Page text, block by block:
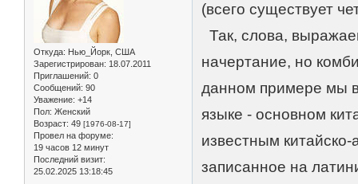
Откуда: Нью_Йорк, США
Зарегистрирован: 18.07.2011
Приглашений: 0
Сообщений: 90
Уважение: +14
Пол: Женский
Возраст: 49 [1976-08-17]
Провел на форуме:
19 часов 12 минут
Последний визит:
25.02.2025 13:18:45
(всего существует
Так, слова,
начертание, но
данном примере мы
языке - основном
известным
записанное на